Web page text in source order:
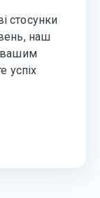
стосунки
наш
вашим
успіх